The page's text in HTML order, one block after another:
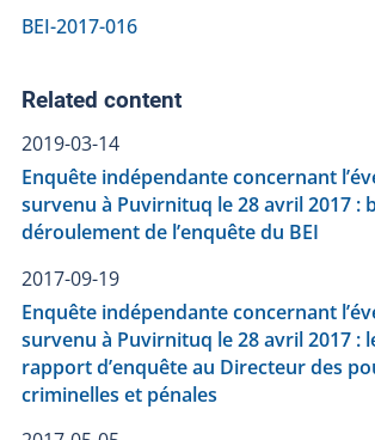
BEI-2017-016
Related content
2019-03-14
Enquête indépendante concernant
survenu à Puvirnituq le 28 avril 2017 :
déroulement de l’enquête du BEI
2017-09-19
Enquête indépendante concernant
survenu à Puvirnituq le 28 avril 2017 :
rapport d’enquête au Directeur des
criminelles et pénales